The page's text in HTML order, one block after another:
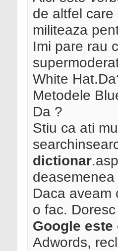
de altfel
militeaza
Imi pare rau
White
Metodele
Da ?
Stiu ca ati
dictionar
Daca aveam
o fac.
Google
Adwords,